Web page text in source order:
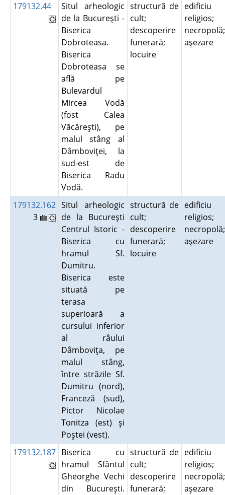
179132.44
Situl arheologic
de la Bucureşti -
Biserica
Dobroteasa.
Biserica
Dobroteasa se
află pe
Bulevardul
Mircea Vodă
(fost Calea
Văcăreşti), pe
malul stâng al
Dâmboviţei, la
sud-est de
Biserica Radu
Vodă.
structură de
cult;
descoperire
funerară;
locuire
edificiu
religios;
necropolă;
aşezare
179132.162
3
Situl arheologic
de la Bucureşti
Centrul Istoric -
Biserica cu
hramul Sf.
Dumitru.
Biserica este
situată pe
terasa
superioară a
cursului inferior
al râului
Dâmboviţa, pe
malul stâng,
între străzile Sf.
Dumitru (nord),
Franceză (sud),
Pictor Nicolae
Tonitza (est) şi
Poştei (vest).
structură de
cult;
descoperire
funerară;
locuire
edificiu
religios;
necropolă;
aşezare
179132.187 Biserica cu
hramul Sfântul
Gheorghe Vechi
din Bucureşti.
structură de
cult;
descoperire
funerară;
edificiu
religios;
necropolă;
aşezare